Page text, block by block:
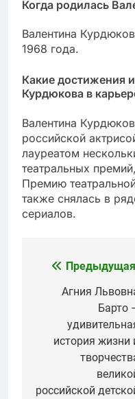
Когда родилась
Валентина
1968 года.
Какие достижения
Курдюкова в
Валентина
российской
лауреатом
театральных
Премию
также снялась в
сериалов.
Навигация
записям
Агния
Барто
история жизни
российской